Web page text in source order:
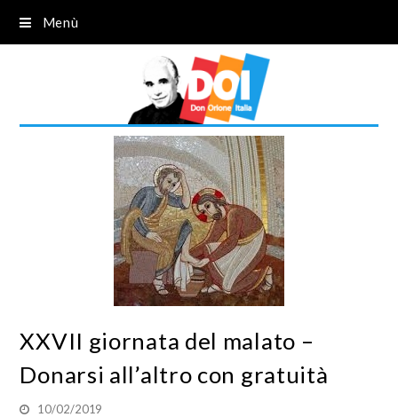
Menù
XXVII giornata del malato –
Donarsi all’altro con gratuità
10/02/2019